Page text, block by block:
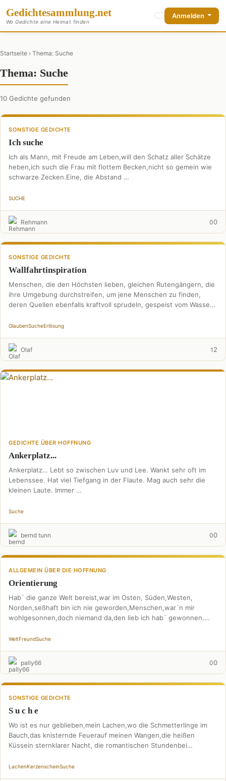
Gedichtesammlung.net
Wo Gedichte eine Heimat finden
Anmelden
Startseite › Thema: Suche
Thema: Suche
10 Gedichte gefunden
SONSTIGE GEDICHTE
Ich suche
Ich als Mann, mit Freude am Leben,will den Schatz aller Schätze
heben,ich such die Frau mit flottem Becken,nicht so gemein wie
schwarze Zecken.Eine, die Abstand …
SUCHE
Rehmann 00
SONSTIGE GEDICHTE
Wallfahrtinspiration
Menschen, die den Höchsten lieben, gleichen Rutengängern, die
ihre Umgebung durchstreifen, um jene Menschen zu finden,
deren Quellen ebenfalls kraftvoll sprudeln, gespeist vom Wasser
GlaubenSucheErlösung
Olaf 1 2
GEDICHTE ÜBER HOFFNUNG
Ankerplatz...
Ankerplatz… Lebt so zwischen Luv und Lee. Wankt sehr oft im
Lebenssee. Hat viel Tiefgang in der Flaute. Mag auch sehr die
kleinen Laute. Immer …
Suche
bernd tunn 00
ALLGEMEIN ÜBER DIE HOFFNUNG
Orientierung
Hab` die ganze Welt bereist,war im Osten, Süden,Westen,
Norden,seßhaft bin ich nie geworden,Menschen,war`n mir
wohlgesonnen,doch niemand da,den lieb ich hab` gewonnen.
WeltFreundSuche
pally66 00
SONSTIGE GEDICHTE
S u c h e
Wo ist es nur geblieben,mein Lachen,wo die Schmetterlinge im
Bauch,das knisternde Feuerauf meinen Wangen,die heißen
Küssein sternklarer Nacht, die romantischen Stundenbei
LachenKerzenscheinSuche